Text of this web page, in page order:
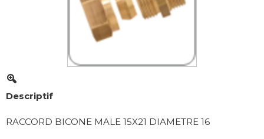
Descriptif
RACCORD BICONE MALE 15X21 DIAMETRE 16